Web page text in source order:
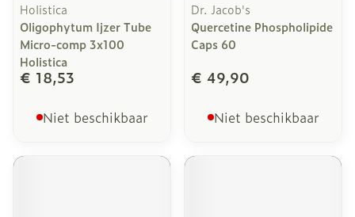
Holistica
Oligophytum Ijzer Tube
Micro-comp 3x100
Holistica
€ 18,53
Niet beschikbaar
Dr. Jacob's
Quercetine Phospholipide
Caps 60
€ 49,90
Niet beschikbaar